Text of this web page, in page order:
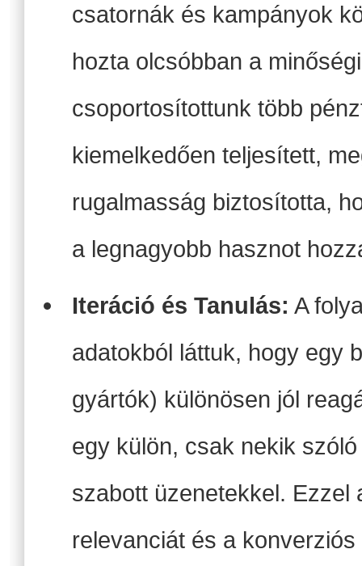
csatornák és kampányok
hozta olcsóbban a
csoportosítottunk több
kiemelkedően teljesített,
rugalmasság biztosította,
a legnagyobb hasznot
Iteráció és Tanulás: A
adatokból láttuk, hogy egy
gyártók) különösen jól
egy külön, csak nekik
szabott üzenetekkel. Ezzel
relevanciát és a